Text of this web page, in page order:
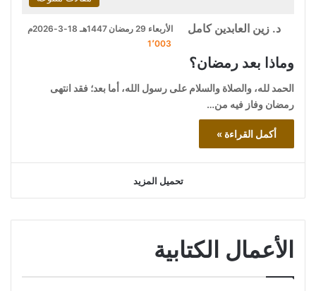
د. زين العابدين كامل
الأربعاء 29 رمضان 1447هـ 18-3-2026م
1٬003
وماذا بعد رمضان؟
الحمد لله، والصلاة والسلام على رسول الله، أما بعد؛ فقد انتهى
رمضان وفاز فيه من…
أكمل القراءة »
تحميل المزيد
الأعمال الكتابية